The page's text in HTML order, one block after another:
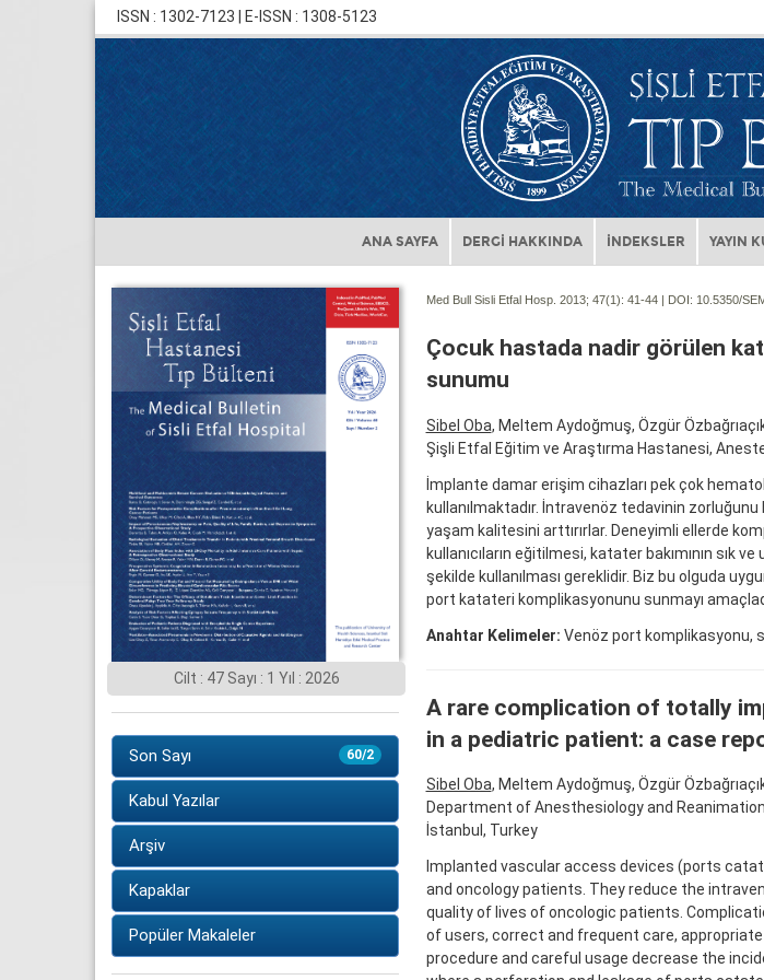
ISSN : 1302-7123 | E-ISSN : 1308-5123
ANA SAYFA DERGİ HAKKINDA İNDEKSLER YAYIN
Cilt : 47 Sayı : 1 Yıl : 2026
60/2
Son Sayı
Kabul Yazılar
Arşiv
Kapaklar
Popüler Makaleler
Med Bull Sisli Etfal Hosp. 2013; 47(1): 41-44 | DOI: 10.5350/
Çocuk hastada nadir görülen
sunumu
Sibel Oba, Meltem Aydoğmuş, Özgür
Şişli Etfal Eğitim ve Araştırma Hastanesi,
İmplante damar erişim cihazları pek çok
kullanılmaktadır. İntravenöz tedavinin zorluğunu
yaşam kalitesini arttırırlar. Deneyimli ellerde
kullanıcıların eğitilmesi, katater bakımının sık
şekilde kullanılması gereklidir. Biz bu olguda
port katateri komplikasyonunu sunmayı
Anahtar Kelimeler: Venöz port komplikasyonu,
A rare complication of totally
in a pediatric patient: a case
Sibel Oba, Meltem Aydoğmuş, Özgür
Department of Anesthesiology and
İstanbul, Turkey
Implanted vascular access devices (ports
and oncology patients. They reduce the
quality of lives of oncologic patients.
of users, correct and frequent care,
procedure and careful usage decrease the